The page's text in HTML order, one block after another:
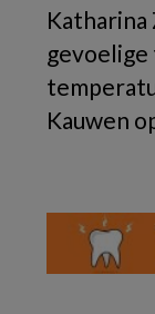
Katharina
Kauwen